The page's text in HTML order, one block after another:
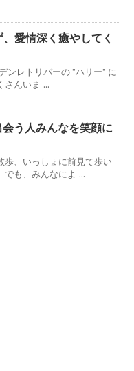
愛情深く癒やしてく
ンレトリバーの ”ハリー” に
さんいま ...
う人みんなを笑顔に
歩、いっしょに前見て歩い
でも、みんなによ ...